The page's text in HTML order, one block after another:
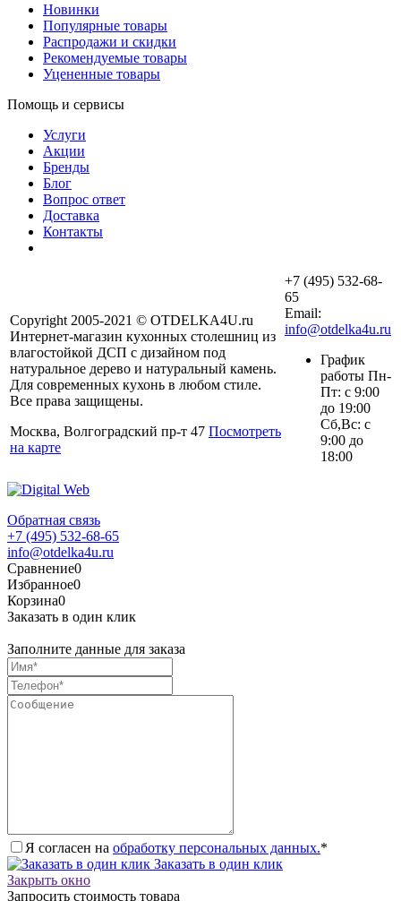
Новинки
Популярные товары
Распродажи и скидки
Рекомендуемые товары
Уцененные товары
Помощь и сервисы
Услуги
Акции
Бренды
Бло
опрос ответ
Доставка
Контакты
Copyright 2005-2021 © OTDELKA4U.ru
Интернет-магазин кухонных столешниц из
лагостойкой ДСП с дизайном под
натуральное дерево и натуральный камень.
Для современных кухонь в любом стиле.
се права защищены.
Москва, Волгоградский пр-т 47 Посмотреть
на карте
+7 (495) 532-68-
65
Email:
info@otdelka4u.ru
График
работы Пн-
Пт: с 9:00
до 19:00
Сб,Вс: с
9:00 до
18:00
Обратная связь
+7 (495) 532-68-65
info@otdelka4u.ru
Сравнение0
Избранное0
Корзина0
Заказать в один клик
Заполните данные для заказа
Я согласен на обработку персональных данных.*
Заказать в один клик
Закрыть окно
Запросить стоимость товара